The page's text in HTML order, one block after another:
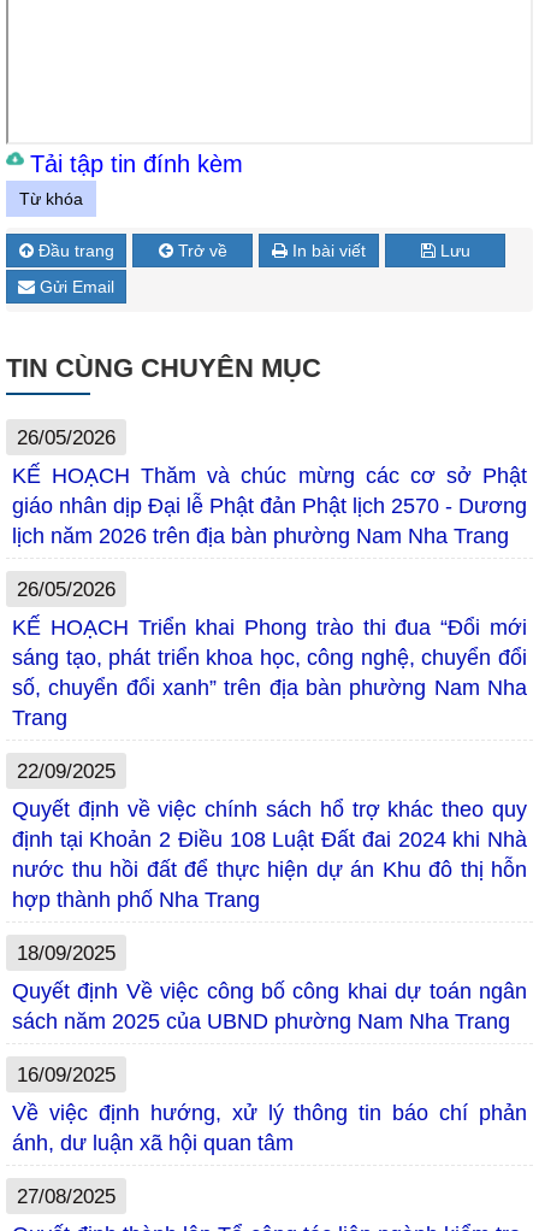
Tải tập tin đính kèm
Từ khóa
Đầu trang Trở về In bài viết
Lưu
Gửi Email
TIN CÙNG CHUYÊN MỤC
26/05/2026
KẾ HOẠCH Thăm và chúc mừng các cơ sở Phật
giáo nhân dịp Đại lễ Phật đản Phật lịch 2570 - Dương
lịch năm 2026 trên địa bàn phường Nam Nha Trang
26/05/2026
KẾ HOẠCH Triển khai Phong trào thi đua “Đổi mới
sáng tạo, phát triển khoa học, công nghệ, chuyển đổi
số, chuyển đổi xanh” trên địa bàn phường Nam Nha
Trang
22/09/2025
Quyết định về việc chính sách hổ trợ khác theo quy
định tại Khoản 2 Điều 108 Luật Đất đai 2024 khi Nhà
nước thu hồi đất để thực hiện dự án Khu đô thị hỗn
hợp thành phố Nha Trang
18/09/2025
Quyết định Về việc công bố công khai dự toán ngân
sách năm 2025 của UBND phường Nam Nha Trang
16/09/2025
Về việc định hướng, xử lý thông tin báo chí phản
ánh, dư luận xã hội quan tâm
27/08/2025